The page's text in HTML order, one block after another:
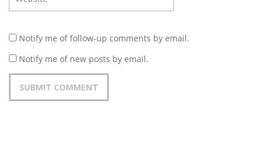
Notify me of follow-up comments by email.
Notify me of new posts by email.